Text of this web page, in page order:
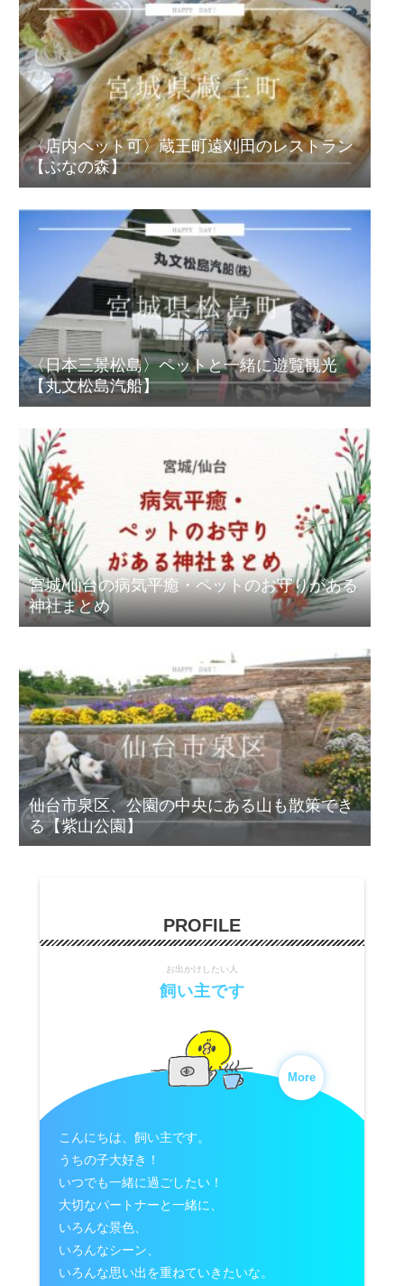
〈店内ペット可〉蔵王町遠刈田のレストラン
【ぶなの森】
〈日本三景松島〉ペットと一緒に遊覧観光
【丸文松島汽船】
宮城/仙台の病気平癒・ペットのお守りがある
神社まとめ
仙台市泉区、公園の中央にある山も散策でき
る【紫山公園】
PROFILE
お出かけしたい人
飼い主です
More
こんにちは、飼い主です。
うちの子大好き！
いつでも一緒に過ごしたい！
大切なパートナーと一緒に、
いろんな景色、
いろんなシーン、
いろんな思い出を重ねていきたいな。